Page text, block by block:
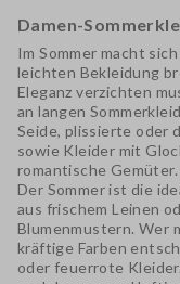
Damen-
Im Sommer macht
leichten Bekleidung
Eleganz verzichten
an langen
Seide, plissierte oder
sowie Kleider mit
romantische Gemüter.
Der Sommer ist die
aus frischemLeinen
Blumenmustern. Wer
kräftige Farben
oder feuerrote Kleider